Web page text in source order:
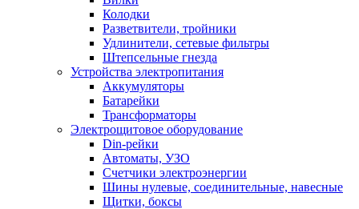
Колодки
Разветвители, тройники
Удлинители, сетевые фильтры
Штепсельные гнезда
Устройства электропитания
Аккумуляторы
Батарейки
Трансформаторы
Электрощитовое оборудование
Din-рейки
Автоматы, УЗО
Счетчики электроэнергии
Шины нулевые, соединительные, навесные
Щитки, боксы